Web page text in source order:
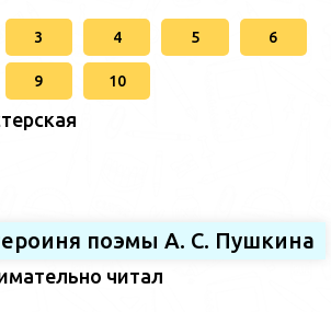
3 4 5 6
9 10
поэмы А. С. Пушкина
читал